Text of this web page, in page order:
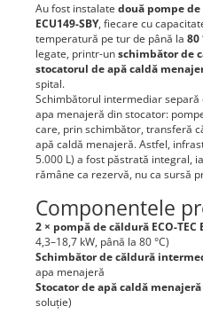
Au fost instalate două pompe de
ECU149-SBY, fiecare cu
temperatură pe tur de până la 80
legate, printr-unschimbător de
stocatorul de apă caldă
spital.
Schimbătorul intermediar
apa menajeră din stocator:
care, prin schimbător, transferă
apă caldă menajeră. Astfel,
5.000 L) a fost păstrată integral,
rămâne ca rezervă, nu ca sursă
Componentele
2 × pompă de căldură ECO-TEC
4,3–18,7 kW, până la 80 °C)
Schimbător de căldură
apa menajeră
Stocator de apă caldă menajeră
soluție)